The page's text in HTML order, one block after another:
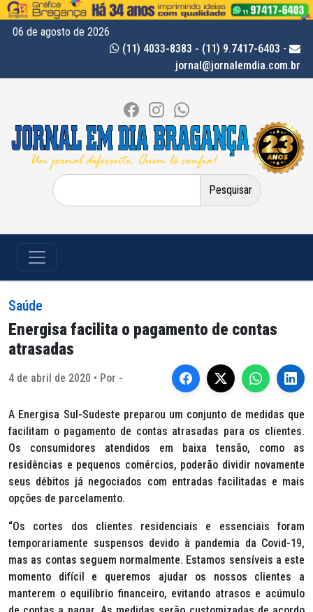
06 de agosto de 2026
(11) 4033-8383 - (11) 9.7417-6403 -
jornal@jornalemdia.com.br
Pesquisar
por:
Saúde
Energisa facilita o pagamento de contas
atrasadas
4 de abril de 2020 • Por -
A Energisa Sul-Sudeste preparou um conjunto de medidas que
facilitam o pagamento de contas atrasadas para os clientes.
Os consumidores atendidos em baixa tensão, como as
residências e pequenos comércios, poderão dividir novamente
seus débitos já negociados com entradas facilitadas e mais
opções de parcelamento.
“Os cortes dos clientes residenciais e essenciais foram
temporariamente suspensos devido à pandemia da Covid-19,
mas as contas seguem normalmente. Estamos sensíveis a este
momento difícil e queremos ajudar os nossos clientes a
manterem o equilíbrio financeiro, evitando atrasos e acúmulo